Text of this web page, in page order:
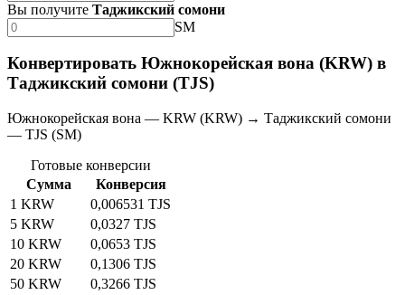
Вы получите Таджикский сомони
SM
Конвертировать Южнокорейская вона (KRW) в
Таджикский сомони (TJS)
Южнокорейская вона — KRW (KRW) → Таджикский сомони
— TJS (SM)
Готовые конверсии
Сумма
Конверсия
1 KRW
0,006531 TJS
5 KRW
0,0327 TJS
10 KRW
0,0653 TJS
20 KRW
0,1306 TJS
50 KRW
0,3266 TJS